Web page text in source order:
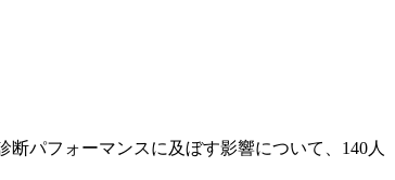
パフォーマンスに及ぼす影響について、140人